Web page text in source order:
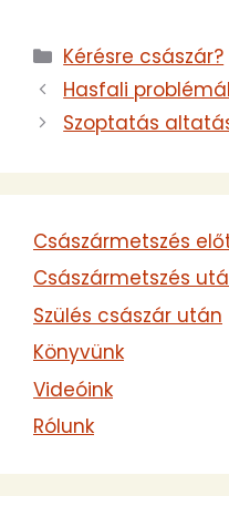
Kategória
Kérésre császár?
Hasfali
Szoptatás
Császármetszés
Császármetszés
Szülés császár után
Könyvünk
Videóink
Rólunk